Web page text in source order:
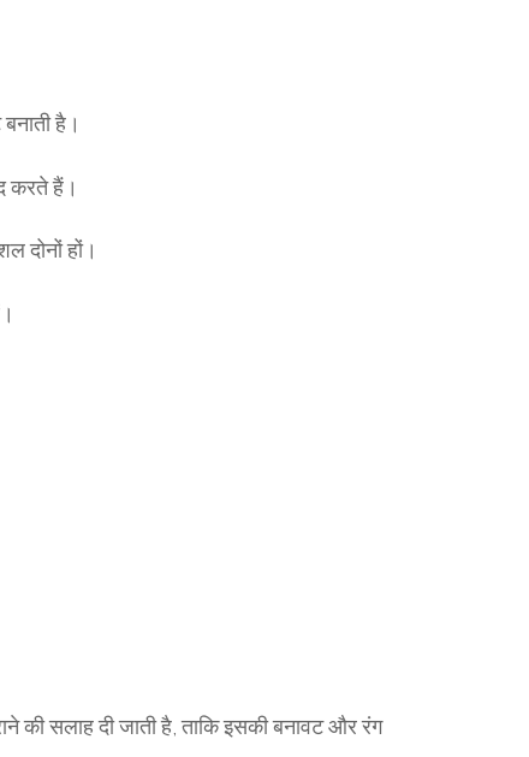
है।
करते हैं।
दोनों हों।
सलाह दी जाती है, ताकि इसकी बनावट और रंग